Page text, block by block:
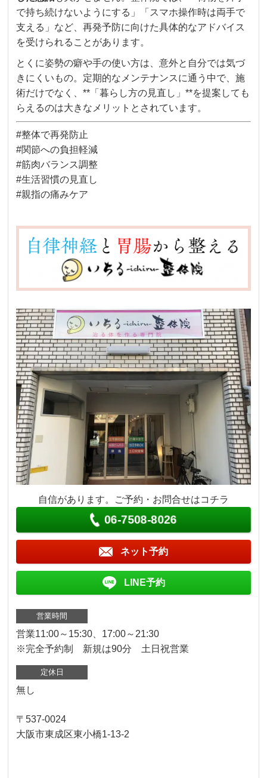
で持ち続けないようにする」「スマホ操作時は両手で
支える」など、再発予防に向けた具体的なアドバイス
を受けられることがあります。
とくに姿勢の癖や手の使い方は、意外と自分では気づ
きにくいもの。定期的なメンテナンスに通う中で、施
術だけでなく、**「暮らし方の見直し」**を提案しても
らえるのは大きなメリットとされています。
#整体で再発防止
#関節への負担軽減
#筋肉バランス調整
#生活習慣の見直し
#親指の痛みケア
自信があります。ご予約・お問合せはコチラ
06-7508-8026
ネット予約
LINE予約
営業時間
営業11:00～15:30、17:00～21:30
※完全予約制 新規は90分 土日祝営業
定休日
無し
〒537-0024
大阪市東成区東小橋1-13-2